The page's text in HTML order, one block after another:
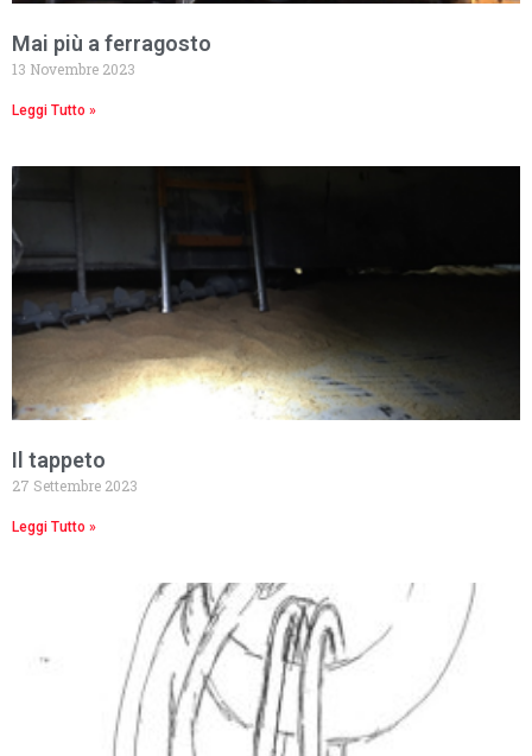
Mai più a ferragosto
13 Novembre 2023
Leggi Tutto »
Il tappeto
27 Settembre 2023
Leggi Tutto »